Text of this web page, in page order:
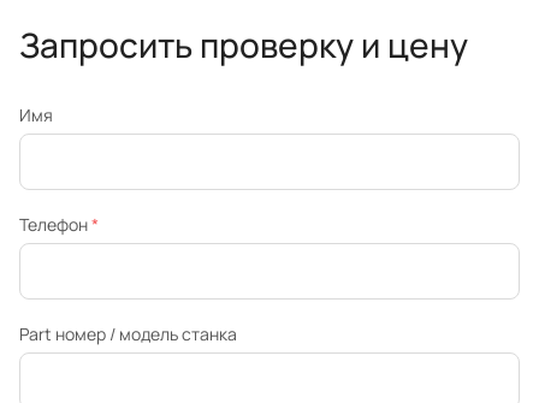
Запросить проверку и цену
Имя
Телефон*
Part номер / модель станка